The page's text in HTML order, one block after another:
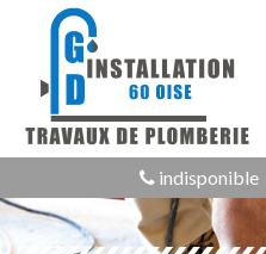
indisponible